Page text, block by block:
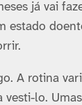
já vai
estado
A rotina
lo.